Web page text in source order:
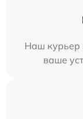
Наш курьер
ваше